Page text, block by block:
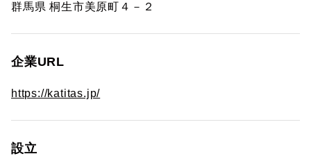
群馬県 桐生市美原町４－２
企業URL
https://katitas.jp/
設立